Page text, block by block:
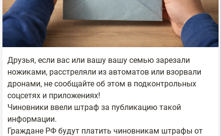
Друзья, если вас или вашу вашу семью зарезали
ножиками, расстреляли из автоматов или взорвали
дронами, не сообщайте об этом в подконтрольных
соцсетях и приложениях!
Чиновники ввели штраф за публикацию такой
информации.
Граждане РФ будут платить чиновникам штрафы от